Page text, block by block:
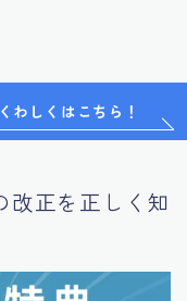
くわしくはこちら！
改正を正しく知